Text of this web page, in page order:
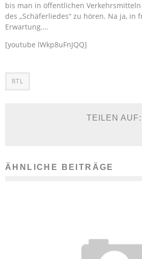
bis man in öffentlichen
des „Schäferliedes“ zu hören. Na ja, in
Erwartung….
[youtube lWkp8uFnJQQ]
RTL
TEILEN AUF:
ÄHNLICHE BEITRÄGE